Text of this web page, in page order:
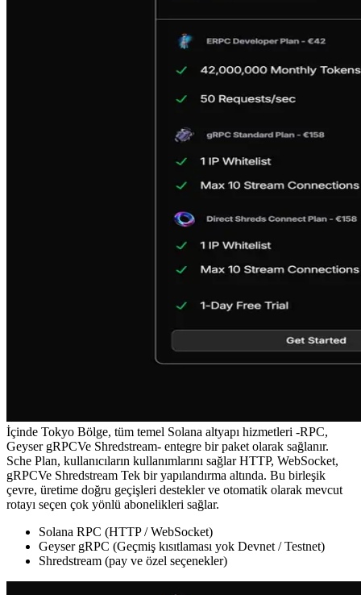
İçinde Tokyo Bölge, tüm temel Solana altyapı hizmetleri -RPC,
Geyser gRPCVe Shredstream- entegre bir paket olarak sağlanır.
Sche Plan, kullanıcıların kullanımlarını sağlar HTTP, WebSocket,
gRPCVe Shredstream Tek bir yapılandırma altında. Bu birleşik
çevre, üretime doğru geçişleri destekler ve otomatik olarak mevcut
rotayı seçen çok yönlü abonelikleri sağlar.
Solana RPC (HTTP / WebSocket)
Geyser gRPC (Geçmiş kısıtlaması yok Devnet / Testnet)
Shredstream (pay ve özel seçenekler)